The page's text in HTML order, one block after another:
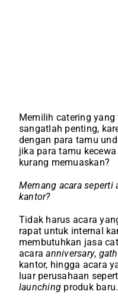
Memilih catering
sangatlah penting,
dengan para tamu
jika para tamu
kurang memuaskan?
Memang acara seperti
kantor?
Tidak harus acara
rapat untuk internal
membutuhkan jasa
acaraanniversary,
kantor, hingga acara
luar perusahaan
launching produk baru.